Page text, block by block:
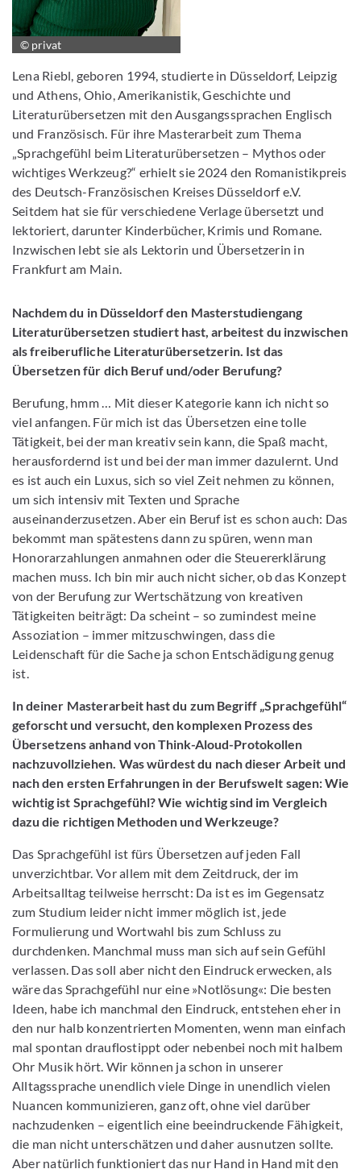
© privat
Lena Riebl, geboren 1994, studierte in Düsseldorf, Leipzig
und Athens, Ohio, Amerikanistik, Geschichte und
Literaturübersetzen mit den Ausgangssprachen Englisch
und Französisch. Für ihre Masterarbeit zum Thema
„Sprachgefühl beim Literaturübersetzen – Mythos oder
wichtiges Werkzeug?“ erhielt sie 2024 den Romanistikpreis
des Deutsch-Französischen Kreises Düsseldorf e.V.
Seitdem hat sie für verschiedene Verlage übersetzt und
lektoriert, darunter Kinderbücher, Krimis und Romane.
Inzwischen lebt sie als Lektorin und Übersetzerin in
Frankfurt am Main.
Nachdem du in Düsseldorf den Masterstudiengang
Literaturübersetzen studiert hast, arbeitest du inzwischen
als freiberufliche Literaturübersetzerin. Ist das
Übersetzen für dich Beruf und/oder Berufung?
Berufung, hmm … Mit dieser Kategorie kann ich nicht so
viel anfangen. Für mich ist das Übersetzen eine tolle
Tätigkeit, bei der man kreativ sein kann, die Spaß macht,
herausfordernd ist und bei der man immer dazulernt. Und
es ist auch ein Luxus, sich so viel Zeit nehmen zu können,
um sich intensiv mit Texten und Sprache
auseinanderzusetzen. Aber ein Beruf ist es schon auch: Das
bekommt man spätestens dann zu spüren, wenn man
Honorarzahlungen anmahnen oder die Steuererklärung
machen muss. Ich bin mir auch nicht sicher, ob das Konzept
von der Berufung zur Wertschätzung von kreativen
Tätigkeiten beiträgt: Da scheint – so zumindest meine
Assoziation – immer mitzuschwingen, dass die
Leidenschaft für die Sache ja schon Entschädigung genug
ist.
In deiner Masterarbeit hast du zum Begriff „Sprachgefühl“
geforscht und versucht, den komplexen Prozess des
Übersetzens anhand von Think-Aloud-Protokollen
nachzuvollziehen. Was würdest du nach dieser Arbeit und
nach den ersten Erfahrungen in der Berufswelt sagen: Wie
wichtig ist Sprachgefühl? Wie wichtig sind im Vergleich
dazu die richtigen Methoden und Werkzeuge?
Das Sprachgefühl ist fürs Übersetzen auf jeden Fall
unverzichtbar. Vor allem mit dem Zeitdruck, der im
Arbeitsalltag teilweise herrscht: Da ist es im Gegensatz
zum Studium leider nicht immer möglich ist, jede
Formulierung und Wortwahl bis zum Schluss zu
durchdenken. Manchmal muss man sich auf sein Gefühl
verlassen. Das soll aber nicht den Eindruck erwecken, als
wäre das Sprachgefühl nur eine »Notlösung«: Die besten
Ideen, habe ich manchmal den Eindruck, entstehen eher in
den nur halb konzentrierten Momenten, wenn man einfach
mal spontan drauflostippt oder nebenbei noch mit halbem
Ohr Musik hört. Wir können ja schon in unserer
Alltagssprache unendlich viele Dinge in unendlich vielen
Nuancen kommunizieren, ganz oft, ohne viel darüber
nachzudenken – eigentlich eine beeindruckende Fähigkeit,
die man nicht unterschätzen und daher ausnutzen sollte.
Aber natürlich funktioniert das nur Hand in Hand mit den